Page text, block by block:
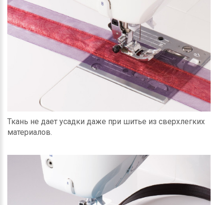
Ткань не дает усадки даже при шитье из сверхлегких
материалов.